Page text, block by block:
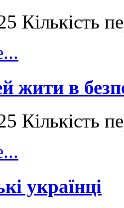
Кількість
жити в
Кількість
українці